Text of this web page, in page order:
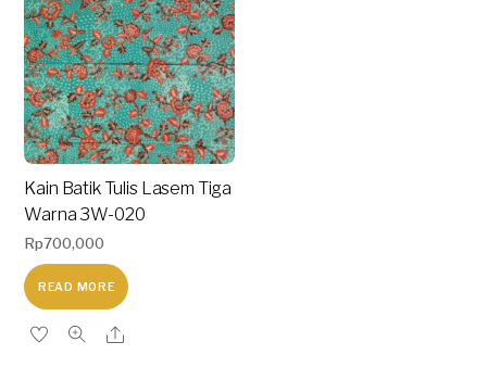
Kain Batik Tulis Lasem Tiga
Warna 3W-020
Rp700,000
READ MORE